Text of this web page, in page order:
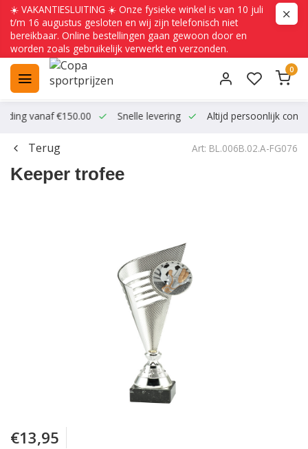
☀️ VAKANTIESLUITING ☀️ Onze fysieke winkel is van 10 juli
t/m 16 augustus gesloten en wij zijn telefonisch niet
bereikbaar. Online bestellingen gaan gewoon door en
worden zoals gebruikelijk verwerkt en verzonden.
0
vanaf €150.00 Snelle levering Altijd persoonlijk
Terug Art: BL.006B.02.A-FG076
Keeper trofee
€13,95